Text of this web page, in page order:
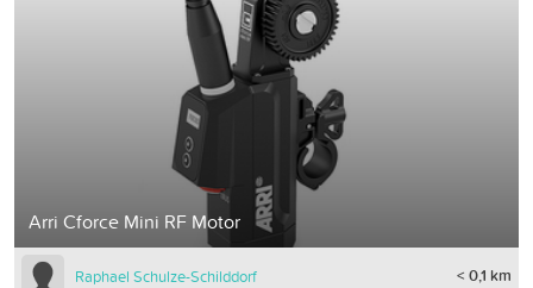
Arri Cforce Mini RF Motor
Raphael Schulze-Schilddorf < 0,1 km